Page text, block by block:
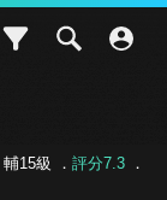
輔15級 ． 評分7.3．